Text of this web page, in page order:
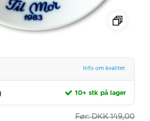
Info om kvalitet
10+ stk på lager
Før: DKK 149,00